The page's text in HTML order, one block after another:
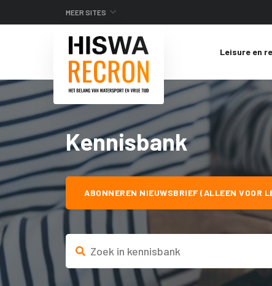
MEER SITES
Leisure en
Kennisbank
ABONNEREN NIEUWSBRIEF (ALLEEN VOOR